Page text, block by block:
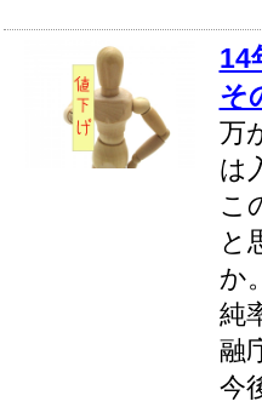
14
そ
万
は
こ
と
か
純
融
今